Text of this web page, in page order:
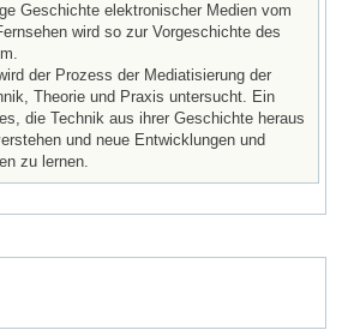
Geschichte elektronischer Medien vom
wird so zur Vorgeschichte des
der Prozess der Mediatisierung der
Theorie und Praxis untersucht. Ein
die Technik aus ihrer Geschichte heraus
und neue Entwicklungen und
zu lernen.